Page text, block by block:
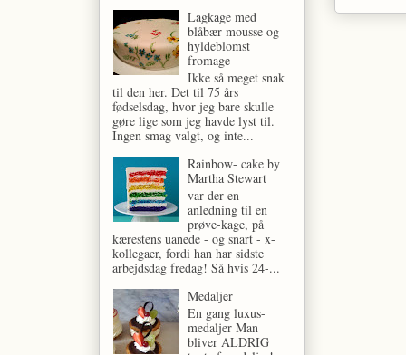
Lagkage med
blåbær mousse og
hyldeblomst
fromage
Ikke så meget snak
til den her. Det til 75 års
fødselsdag, hvor jeg bare skulle
gøre lige som jeg havde lyst til.
Ingen smag valgt, og inte...
Rainbow- cake by
Martha Stewart
var der en
anledning til en
prøve-kage, på
kærestens uanede - og snart - x-
kollegaer, fordi han har sidste
arbejdsdag fredag! Så hvis 24-...
Medaljer
En gang luxus-
medaljer Man
bliver ALDRIG